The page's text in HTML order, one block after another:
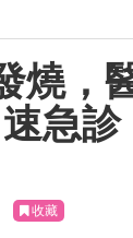
燒，
急
收藏